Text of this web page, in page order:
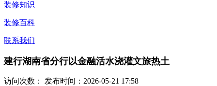
装修知识
装修百科
联系我们
建行湖南省分行以金融活水浇灌文旅热土
访问次数： 发布时间：2026-05-21 17:58